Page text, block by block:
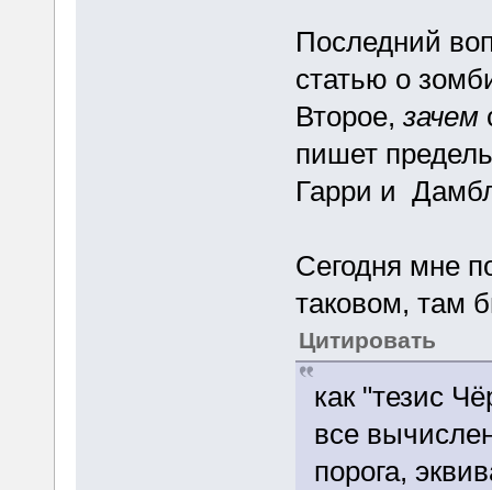
Последний
статью о
Второе, зачем
пишет
Гарри и
Сегодня мне
таковом, там
Цитировать
как "тезис
все
порога,